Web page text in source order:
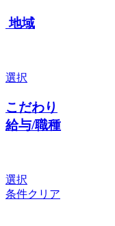
地域
選択
こだわり
給与/職種
選択
条件クリア